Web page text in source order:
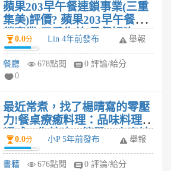
蘋果203早午餐連鎖事業(三重
集美)評價? 蘋果203早午餐連
鎖事業(三重集美)早餐好吃
嗎?
0.0分 Lin 4年前發布 舉報
餐廳 678點閱
0 評論/給分
0
最近常煮，找了楊晴寫的零壓
力!餐桌療癒料理：品味料理幸
福感，集美味、簡單、小資於
一體的無壓力餐桌提案這本食
譜，我想家人有口福了。
0.0分 小P 5年前發布 舉報
書籍 676點閱
0 評論/給分